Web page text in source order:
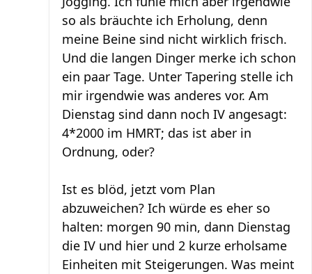
so als bräuchte ich Erholung, denn
meine Beine sind nicht wirklich frisch.
Und die langen Dinger merke ich schon
ein paar Tage. Unter Tapering stelle ich
mir irgendwie was anderes vor. Am
Dienstag sind dann noch IV angesagt:
4*2000 im HMRT; das ist aber in
Ordnung, oder?
Ist es blöd, jetzt vom Plan
abzuweichen? Ich würde es eher so
halten: morgen 90 min, dann Dienstag
die IV und hier und 2 kurze erholsame
Einheiten mit Steigerungen. Was meint